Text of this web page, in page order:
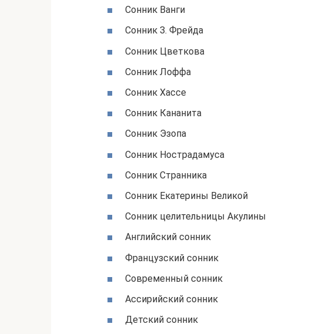
Сонник Ванги
Сонник З. Фрейда
Сонник Цветкова
Сонник Лоффа
Сонник Хассе
Сонник Кананита
Сонник Эзопа
Сонник Нострадамуса
Сонник Странника
Сонник Екатерины Великой
Сонник целительницы Акулины
Английский сонник
Французский сонник
Современный сонник
Ассирийский сонник
Детский сонник